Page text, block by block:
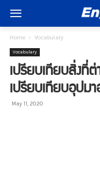
Home Vocabulary
Vocabulary
เปรียบเทียบสิ่งที่
เปรียบเทียบอุป
May 11, 2020